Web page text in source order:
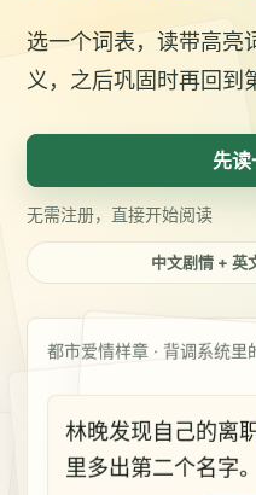
选一个词表，读带高亮
义，之后巩固时再回到
先
无需注册，直接开始阅读
中文剧情 + 英
都市爱情样章 · 背调系统里
林晚发现自己的离
里多出第二个名字。